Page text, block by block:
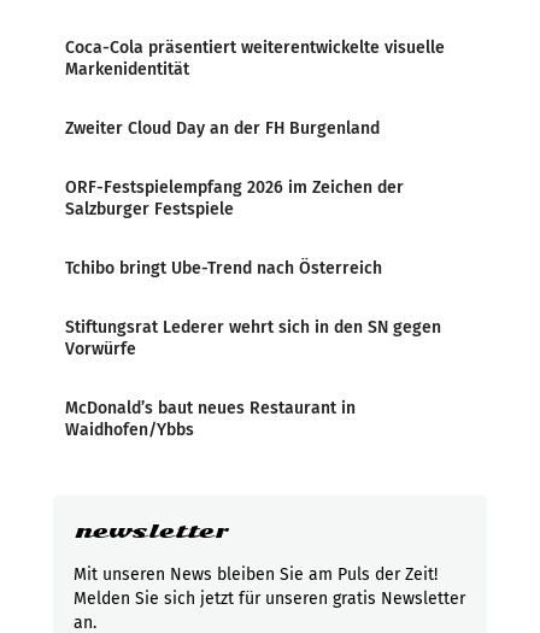
Coca-Cola präsentiert weiterentwickelte visuelle
Markenidentität
Zweiter Cloud Day an der FH Burgenland
ORF-Festspielempfang 2026 im Zeichen der
Salzburger Festspiele
Tchibo bringt Ube-Trend nach Österreich
Stiftungsrat Lederer wehrt sich in den SN gegen
Vorwürfe
McDonald’s baut neues Restaurant in
Waidhofen/Ybbs
newsletter
Mit unseren News bleiben Sie am Puls der Zeit!
Melden Sie sich jetzt für unseren gratis Newsletter
an.